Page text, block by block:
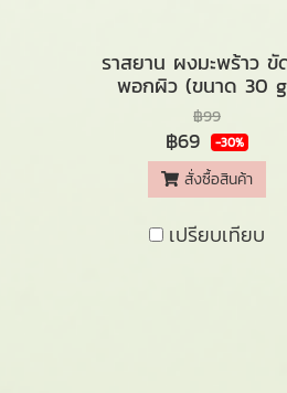
ราสยาน ผงมะพร้าว
พอกผิว (ขนาด 30
฿99
฿69 -30%
สั่งซื้อสินค้า
เปรียบเทียบ